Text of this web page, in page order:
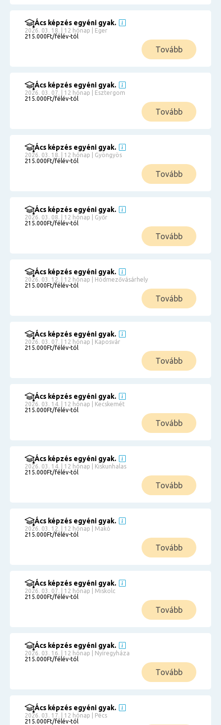
Ács képzés egyéni gyak.
2026. 03. 18. | 12 hónap | Eger
215.000Ft/félév-tól
Tovább
Ács képzés egyéni gyak.
2026. 03. 07. | 12 hónap | Esztergom
215.000Ft/félév-tól
Tovább
Ács képzés egyéni gyak.
2026. 03. 18. | 12 hónap | Gyöngyös
215.000Ft/félév-tól
Tovább
Ács képzés egyéni gyak.
2026. 03. 08. | 12 hónap | Győr
215.000Ft/félév-tól
Tovább
Ács képzés egyéni gyak.
2026. 03. 12. | 12 hónap | Hódmezővásárhely
215.000Ft/félév-tól
Tovább
Ács képzés egyéni gyak.
2026. 03. 07. | 12 hónap | Kaposvár
215.000Ft/félév-tól
Tovább
Ács képzés egyéni gyak.
2026. 03. 14. | 12 hónap | Kecskemét
215.000Ft/félév-tól
Tovább
Ács képzés egyéni gyak.
2026. 03. 14. | 12 hónap | Kiskunhalas
215.000Ft/félév-tól
Tovább
Ács képzés egyéni gyak.
2026. 03. 12. | 12 hónap | Makó
215.000Ft/félév-tól
Tovább
Ács képzés egyéni gyak.
2026. 03. 07. | 12 hónap | Miskolc
215.000Ft/félév-tól
Tovább
Ács képzés egyéni gyak.
2026. 03. 16. | 12 hónap | Nyíregyháza
215.000Ft/félév-tól
Tovább
Ács képzés egyéni gyak.
2026. 03. 17. | 12 hónap | Pécs
215.000Ft/félév-tól